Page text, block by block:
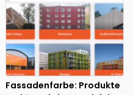
Fassadenfarbe: Produkte